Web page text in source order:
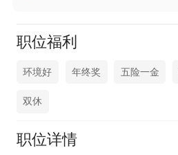
职位福利
环境好 年终奖 五险一金
双休
职位详情